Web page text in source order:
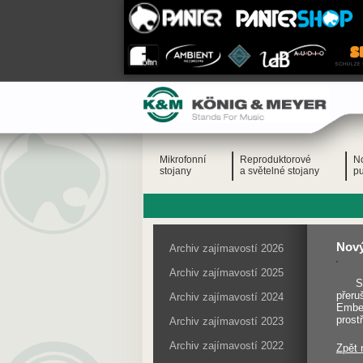
Archiv zajímavostí 2026
Archiv zajímavostí 2025
Archiv zajímavostí 2024
Archiv zajímavostí 2023
Archiv zajímavostí 2022
Zpět
Mikrofonní
stojany
Reproduktorové
a světelné stojany